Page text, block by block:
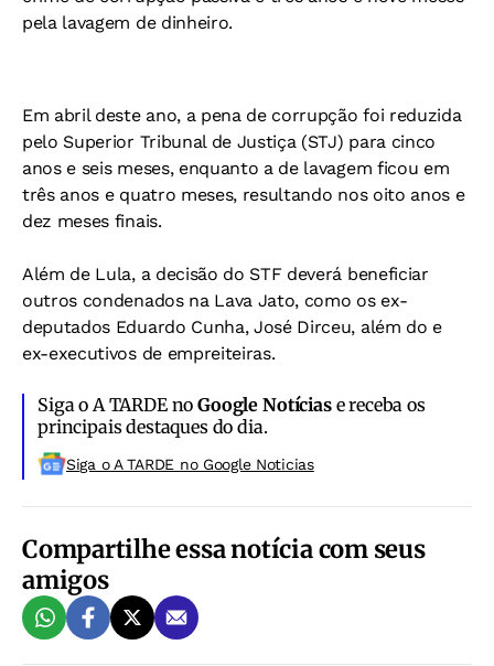
pela lavagem de dinheiro.
Em abril deste ano, a pena de corrupção foi reduzida
pelo Superior Tribunal de Justiça (STJ) para cinco
anos e seis meses, enquanto a de lavagem ficou em
três anos e quatro meses, resultando nos oito anos e
dez meses finais.
Além de Lula, a decisão do STF deverá beneficiar
outros condenados na Lava Jato, como os ex-
deputados Eduardo Cunha, José Dirceu, além do e
ex-executivos de empreiteiras.
Siga o A TARDE noGoogle Notíciase receba os
principais destaques do dia.
Siga o A TARDE no Google Noticias
Compartilhe essa notícia com seus
amigos